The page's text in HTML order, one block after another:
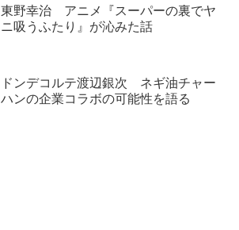
東野幸治 アニメ『スーパーの裏でヤ
ニ吸うふたり』が沁みた話
ドンデコルテ渡辺銀次 ネギ油チャー
ハンの企業コラボの可能性を語る